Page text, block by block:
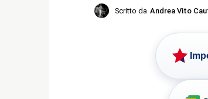
Scritto da Andrea Vito